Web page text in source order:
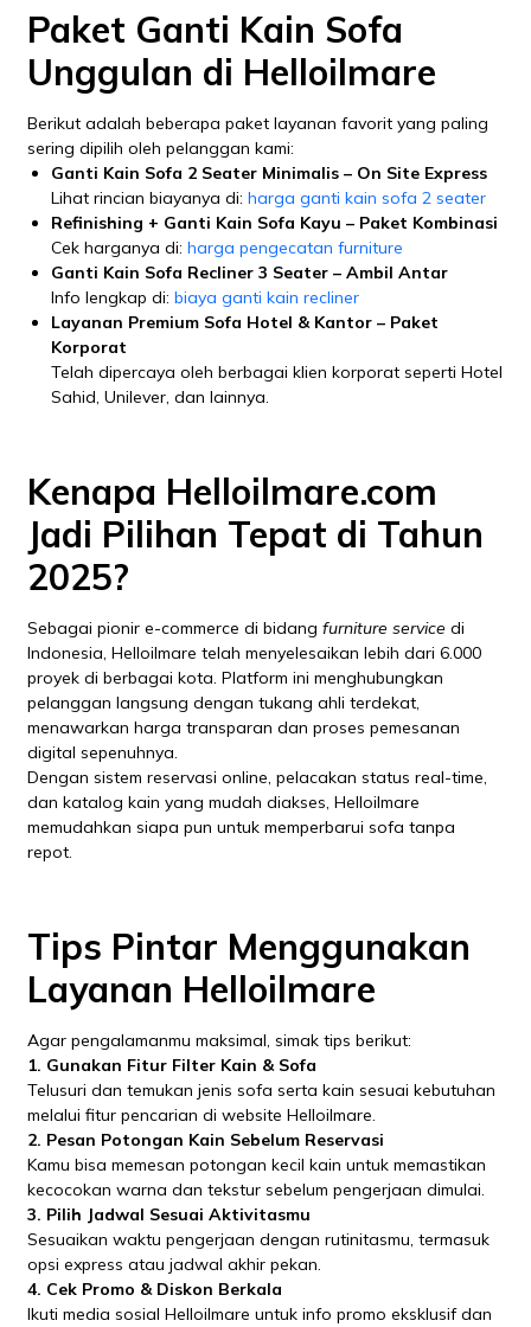
Paket Ganti Kain Sofa
Unggulan di Helloilmare
Berikut adalah beberapa paket layanan favorit yang paling
sering dipilih oleh pelanggan kami:
Ganti Kain Sofa 2 Seater Minimalis – On Site Express
Lihat rincian biayanya di:harga ganti kain sofa 2 seater
Refinishing + Ganti Kain Sofa Kayu – Paket Kombinasi
Cek harganya di:harga pengecatan furniture
Ganti Kain Sofa Recliner 3 Seater – Ambil Antar
Info lengkap di:biaya ganti kain recliner
Layanan Premium Sofa Hotel & Kantor – Paket
Korporat
Telah dipercaya oleh berbagai klien korporat seperti Hotel
Sahid, Unilever, dan lainnya.
Kenapa Helloilmare.com
Jadi Pilihan Tepat di Tahun
2025?
Sebagai pionir e-commerce di bidangfurniture service di
Indonesia, Helloilmare telah menyelesaikan lebih dari 6.000
proyek di berbagai kota. Platform ini menghubungkan
pelanggan langsung dengan tukang ahli terdekat,
menawarkan harga transparan dan proses pemesanan
digital sepenuhnya.
Dengan sistem reservasi online, pelacakan status real-time,
dan katalog kain yang mudah diakses, Helloilmare
memudahkan siapa pun untuk memperbarui sofa tanpa
repot.
Tips Pintar Menggunakan
Layanan Helloilmare
Agar pengalamanmu maksimal, simak tips berikut:
1. Gunakan Fitur Filter Kain & Sofa
Telusuri dan temukan jenis sofa serta kain sesuai kebutuhan
melalui fitur pencarian di website Helloilmare.
2. Pesan Potongan Kain Sebelum Reservasi
Kamu bisa memesan potongan kecil kain untuk memastikan
kecocokan warna dan tekstur sebelum pengerjaan dimulai.
3. Pilih Jadwal Sesuai Aktivitasmu
Sesuaikan waktu pengerjaan dengan rutinitasmu, termasuk
opsi express atau jadwal akhir pekan.
4. Cek Promo & Diskon Berkala
Ikuti media sosial Helloilmare untuk info promo eksklusif dan